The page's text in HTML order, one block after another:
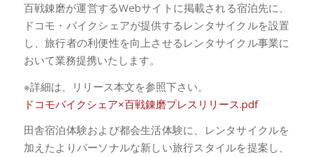
百戦錬磨が運営するWebサイトに掲載される宿泊先に、
ドコモ・バイクシェアが提供するレンタサイクルを設置
し、旅行者の利便性を向上させるレンタサイクル事業に
おいて業務提携いたします。
※詳細は、リリース本文を参照下さい。
ドコモバイクシェア×百戦錬磨プレスリリース.pdf
田舎宿泊体験および都会生活体験に、レンタサイクルを
加えたよりパーソナルな新しい旅行スタイルを提案し、